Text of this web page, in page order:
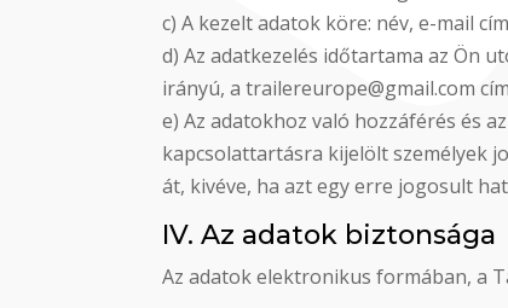
c) A kezelt adatok köre: név, e-mail
d) Az adatkezelés időtartama az Ön
irányú, a trailereurope@gmail.com
e) Az adatokhoz való hozzáférés és
kapcsolattartásra kijelölt személyek
át, kivéve, ha azt egy erre jogosult
IV. Az adatok biztonsága
Az adatok elektronikus formában, a